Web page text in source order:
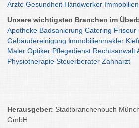
Ärzte Gesundheit Handwerker Immobilien
Unsere wichtigsten Branchen im
Apotheke Badsanierung Catering Friseur
Gebäudereinigung Immobilienmakler
Maler Optiker Pflegedienst Rechtsanwalt
Physiotherapie Steuerberater Zahnarzt
Herausgeber: Stadtbranchenbuch
GmbH